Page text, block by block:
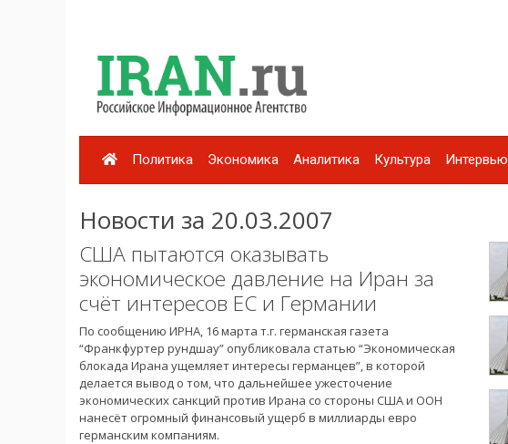
Политика Экономика Аналитика Культура Интервью
Новости за 20.03.2007
США пытаются оказывать
экономическое давление на Иран за
счёт интересов ЕС и Германии
По сообщению ИРНА, 16 марта т.г. германская газета
“Франкфуртер рундшау” опубликовала статью “Экономическая
блокада Ирана ущемляет интересы германцев”, в которой
делается вывод о том, что дальнейшее ужесточение
экономических санкций против Ирана со стороны США и ООН
нанесёт огромный финансовый ущерб в миллиарды евро
германским компаниям.